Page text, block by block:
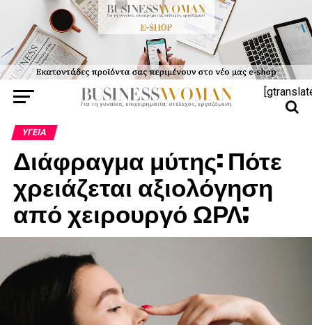
ΥΓΕΊΑ
Διάφραγμα μύτης: Πότε
χρειάζεται αξιολόγηση
από χειρουργό ΩΡΛ;